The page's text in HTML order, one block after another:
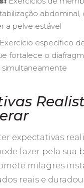
abdominal,
a pelve estável
Exercício específico
fortalece o
expectativas
fazer pela sua
milagres
reais e